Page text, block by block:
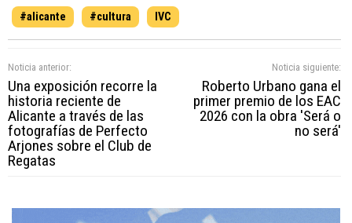
#alicante #cultura IVC
Noticia anterior:
Una exposición recorre la
historia reciente de
Alicante a través de las
fotografías de Perfecto
Arjones sobre el Club de
Regatas
Noticia siguiente:
Roberto Urbano gana el
primer premio de los EAC
2026 con la obra 'Será o
no será'